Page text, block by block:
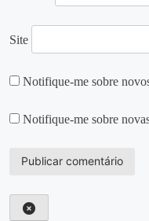
Site
Notifique-me sobre
Notifique-me sobre